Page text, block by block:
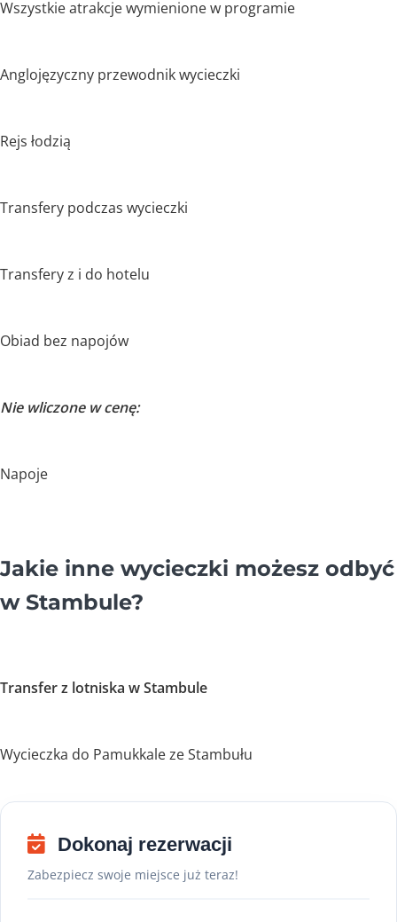
Wszystkie atrakcje wymienione w programie
Anglojęzyczny przewodnik wycieczki
Rejs łodzią
Transfery podczas wycieczki
Transfery z i do hotelu
Obiad bez napojów
Nie wliczone w cenę:
Napoje
Jakie inne wycieczki możesz odbyć
w Stambule?
Transfer z lotniska w Stambule
Wycieczka do Pamukkale ze Stambułu
Dokonaj rezerwacji
Zabezpiecz swoje miejsce już teraz!